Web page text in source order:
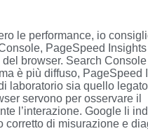
le performance, io
PageSpeed
browser. Search
è più diffuso, PageSpeed
laboratorio sia quello
servono per osservare il
l’interazione. Google li
corretto di misurazione e